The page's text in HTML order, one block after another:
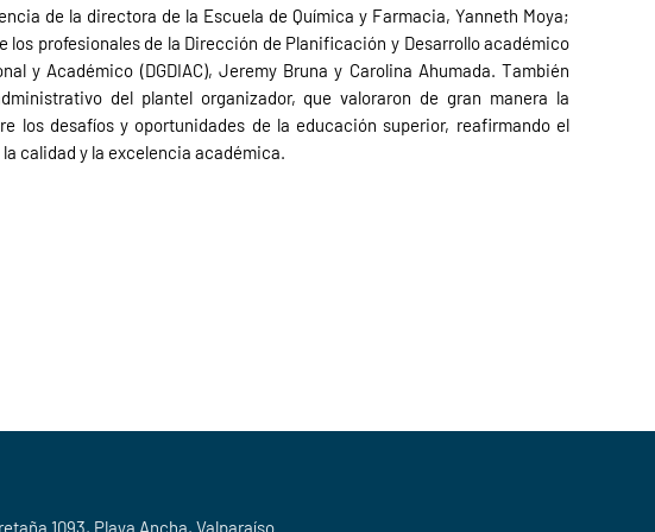
de la directora de la Escuela de Química y Farmacia, Yanneth Moya;
los profesionales de la Dirección de Planificación y Desarrollo académico
y Académico (DGDIAC), Jeremy Bruna y Carolina Ahumada. También
del plantel organizador, que valoraron de gran manera la
los desafíos y oportunidades de la educación superior, reafirmando el
calidad y la excelencia académica.
1093, Playa Ancha, Valparaíso